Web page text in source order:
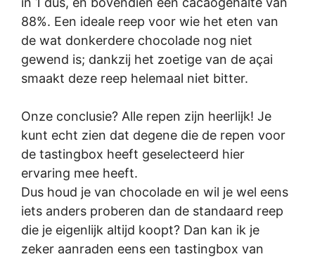
88%. Een ideale reep voor wie het eten van
de wat donkerdere chocolade nog niet
gewend is; dankzij het zoetige van de açai
smaakt deze reep helemaal niet bitter.
Onze conclusie? Alle repen zijn heerlijk! Je
kunt echt zien dat degene die de repen voor
de tastingbox heeft geselecteerd hier
ervaring mee heeft.
Dus houd je van chocolade en wil je wel eens
iets anders proberen dan de standaard reep
die je eigenlijk altijd koopt? Dan kan ik je
zeker aanraden eens een tastingbox van